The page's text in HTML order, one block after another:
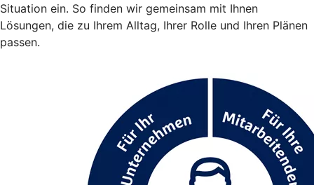
Situation ein. So finden wir gemeinsam mit Ihnen
Lösungen, die zu Ihrem Alltag, Ihrer Rolle und Ihren Plänen
passen.